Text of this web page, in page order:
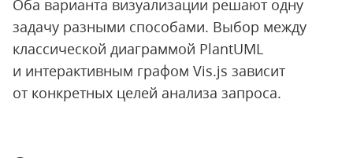
Оба варианта визуализации решают одну
задачу разными способами. Выбор между
классической диаграммой PlantUML
и интерактивным графом Vis.js зависит
от конкретных целей анализа запроса.